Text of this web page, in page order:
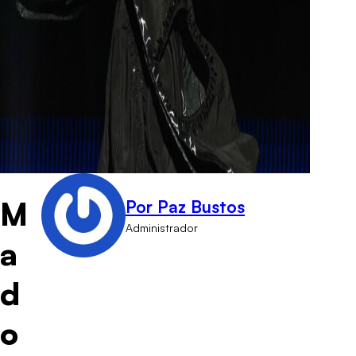
M
a
d
o
Por Paz Bustos
Administrador